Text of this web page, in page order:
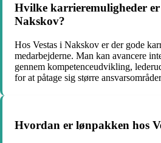
Hvilke karrieremuligheder er
Nakskov?
Hos Vestas i Nakskov er der gode
medarbejderne. Man kan avancere
gennem kompetenceudvikling,
for at påtage sig større
Hvordan er lønpakken hos